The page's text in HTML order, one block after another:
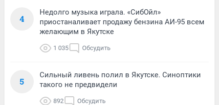
4
Недолго музыка играла. «СибОйл»
приостаналивает продажу бензина АИ-95 всем
желающим в Якутске
1 035 Обсудить
5
Сильный ливень полил в Якутске. Синоптики
такого не предвидели
892 Обсудить